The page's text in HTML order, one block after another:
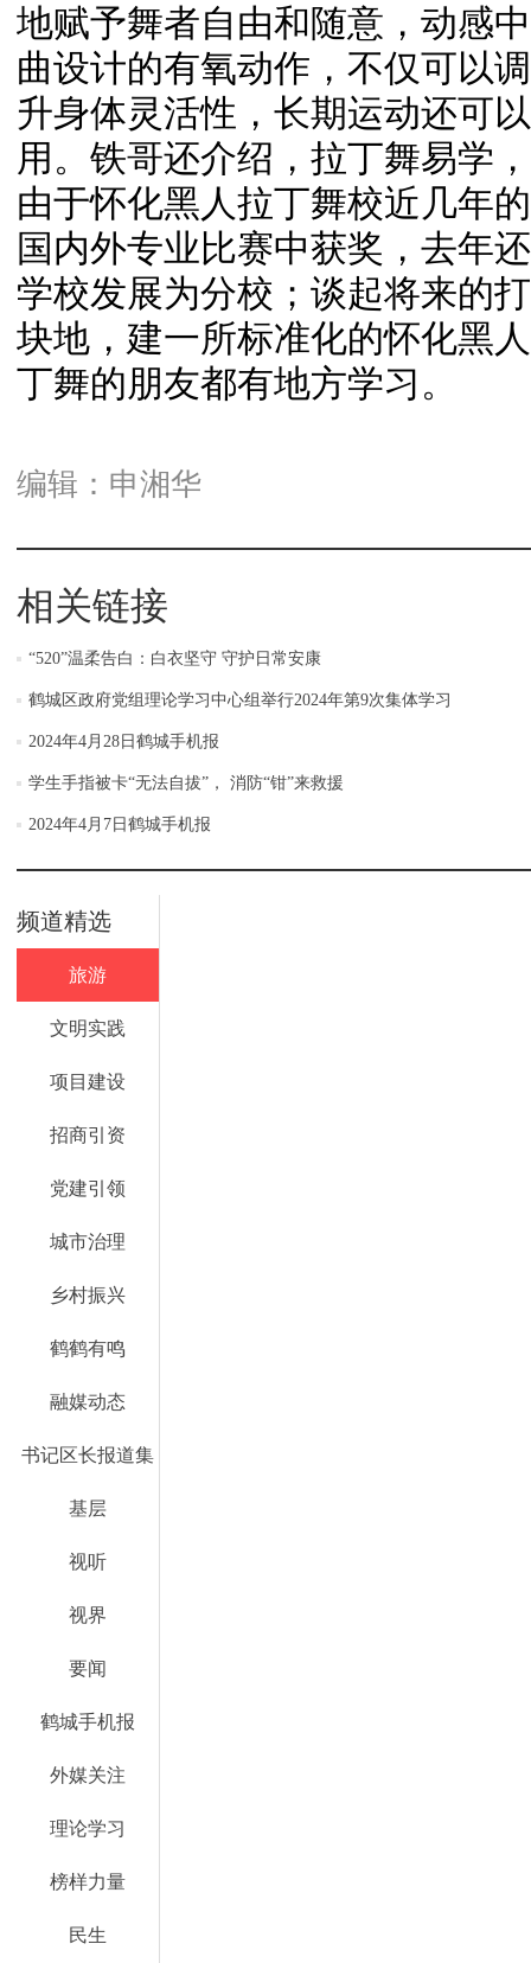
地赋予舞者自由和随意，动感
曲设计的有氧动作，不仅可以
升身体灵活性，长期运动还可
用。铁哥还介绍，拉丁舞易学
由于怀化黑人拉丁舞校近几年
国内外专业比赛中获奖，去年
学校发展为分校；谈起将来的
块地，建一所标准化的怀化黑
丁舞的朋友都有地方学习。
编辑：申湘华
相关链接
“520”温柔告白：白衣坚守 守护日常安康
鹤城区政府党组理论学习中心组举行2024年第9次集体学习
2024年4月28日鹤城手机报
学生手指被卡“无法自拔”， 消防“钳”来救援
2024年4月7日鹤城手机报
频道精选
旅游
文明实践
项目建设
招商引资
党建引领
城市治理
乡村振兴
鹤鹤有鸣
融媒动态
书记区长报道集
基层
视听
视界
要闻
鹤城手机报
外媒关注
理论学习
榜样力量
民生